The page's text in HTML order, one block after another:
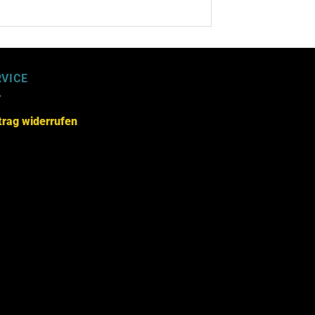
widerrufen